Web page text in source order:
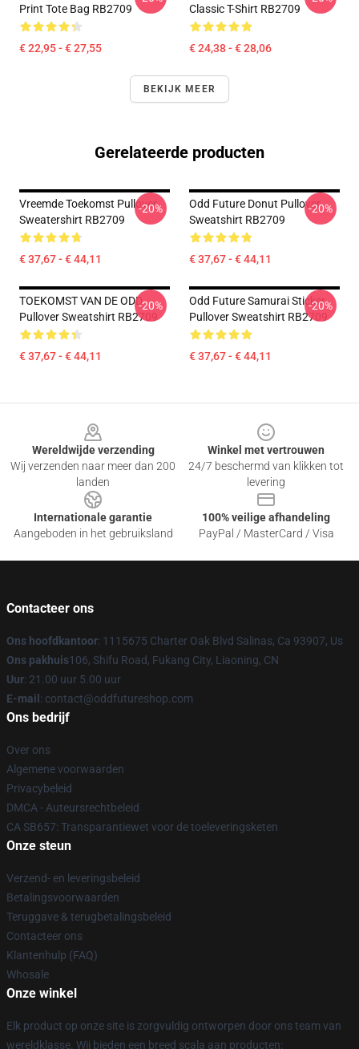
Print Tote Bag RB2709
€ 22,95 - € 27,55
Classic T-Shirt RB2709
€ 24,38 - € 28,06
BEKIJK MEER
Gerelateerde producten
Vreemde Toekomst Pullover
Sweatershirt RB2709
€ 37,67 - € 44,11
-20%
Odd Future Donut Pullover
Sweatshirt RB2709
€ 37,67 - € 44,11
-20%
TOEKOMST VAN DE ODD
Pullover Sweatshirt RB2709
€ 37,67 - € 44,11
-20%
Odd Future Samurai Sticker
Pullover Sweatshirt RB2709
€ 37,67 - € 44,11
-20%
Wereldwijde verzending
Wij verzenden naar meer dan 200
landen
Winkel met vertrouwen
24/7 beschermd van klikken tot
levering
Internationale garantie
Aangeboden in het gebruiksland
100% veilige afhandeling
PayPal / MasterCard / Visa
Contacteer ons
Ons hoofdkantoor: 1115675 Charter Oak Blvd Salinas, Ca 93907, Us
Ons pakhuis106, Shifu Road, Fukang City, Liaoning, CN
Uur: 21.00 uur 5.00 uur
E-mail : contact@oddfutureshop.com
Ons bedrijf
Over ons
Algemene voorwaarden
Privacybeleid
DMCA - Auteursrechtbeleid
CA SB657: Transparantiewet voor de toeleveringsketen
Onze steun
Verzend- en leveringsbeleid
Betalingsvoorwaarden
Teruggave & terugbetalingsbeleid
Contacteer ons
Klantenhulp (FAQ)
Whosale
Onze winkel
Elk product op onze site is zorgvuldig ontworpen door ons team van
wereldklasse. Wij bieden een breed scala aan producten: